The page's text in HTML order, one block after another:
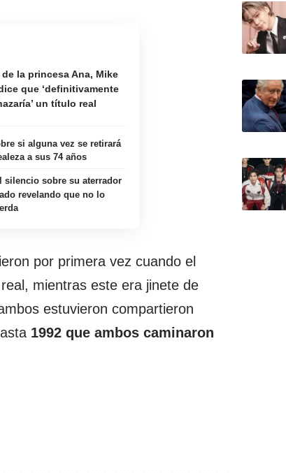
la princesa Ana, Mike
que ‘definitivamente
un título real
si alguna vez se retirará
a sus 74 años
silencio sobre su aterrador
revelando que no lo
por primera vez cuando el
mientras este era jinete de
estuvieron compartieron
1992 que ambos caminaron